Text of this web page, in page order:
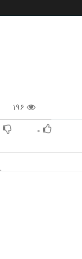
۱۹۶
۰